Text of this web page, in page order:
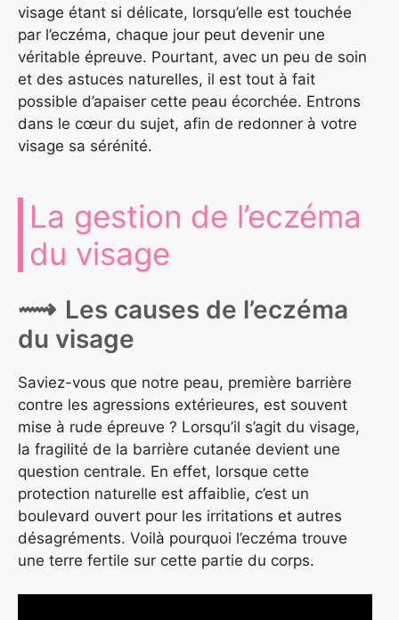
visage étant si délicate, lorsqu’elle est touchée
par l’eczéma, chaque jour peut devenir une
véritable épreuve. Pourtant, avec un peu de soin
et des astuces naturelles, il est tout à fait
possible d’apaiser cette peau écorchée. Entrons
dans le cœur du sujet, afin de redonner à votre
visage sa sérénité.
La gestion de l’eczéma
du visage
Les causes de l’eczéma
du visage
Saviez-vous que notre peau, première barrière
contre les agressions extérieures, est souvent
mise à rude épreuve ? Lorsqu’il s’agit du visage,
la fragilité de la barrière cutanée devient une
question centrale. En effet, lorsque cette
protection naturelle est affaiblie, c’est un
boulevard ouvert pour les irritations et autres
désagréments. Voilà pourquoi l’eczéma trouve
une terre fertile sur cette partie du corps.